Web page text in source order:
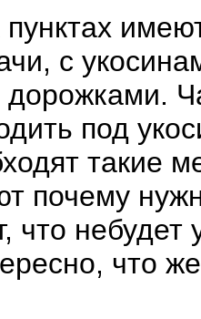
с
под
такие
почему
что небудет
что